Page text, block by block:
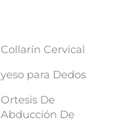
Collarín Cervical
yeso para Dedos
Ortesis De
Abducción De